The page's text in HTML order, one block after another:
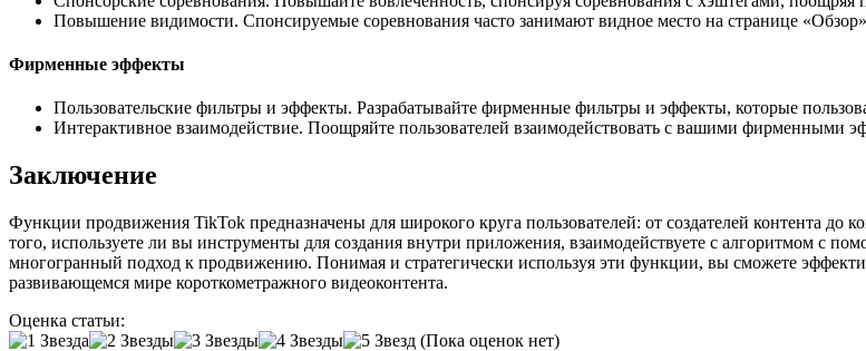
Повышение видимости. Спонсируемые соревнования часто занимают видное место на странице
Фирменные эффекты
Пользовательские фильтры и эффекты. Разрабатывайте фирменные фильтры и эффекты, которые
Интерактивное взаимодействие. Поощряйте пользователей взаимодействовать с вашими фирменными
Заключение
Функции продвижения TikTok предназначены для широкого круга пользователей: от создателей контента до
того, используете ли вы инструменты для создания внутри приложения, взаимодействуете с алгоритмом с
многогранный подход к продвижению. Понимая и стратегически используя эти функции, вы сможете
развивающемся мире короткометражного видеоконтента.
Оценка статьи:
(Пока оценок нет)